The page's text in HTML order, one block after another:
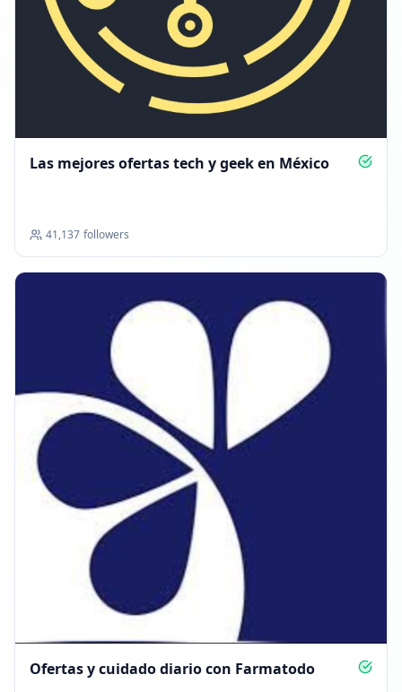
Las mejores ofertas tech y geek en México
41,137 followers
Ofertas y cuidado diario con Farmatodo